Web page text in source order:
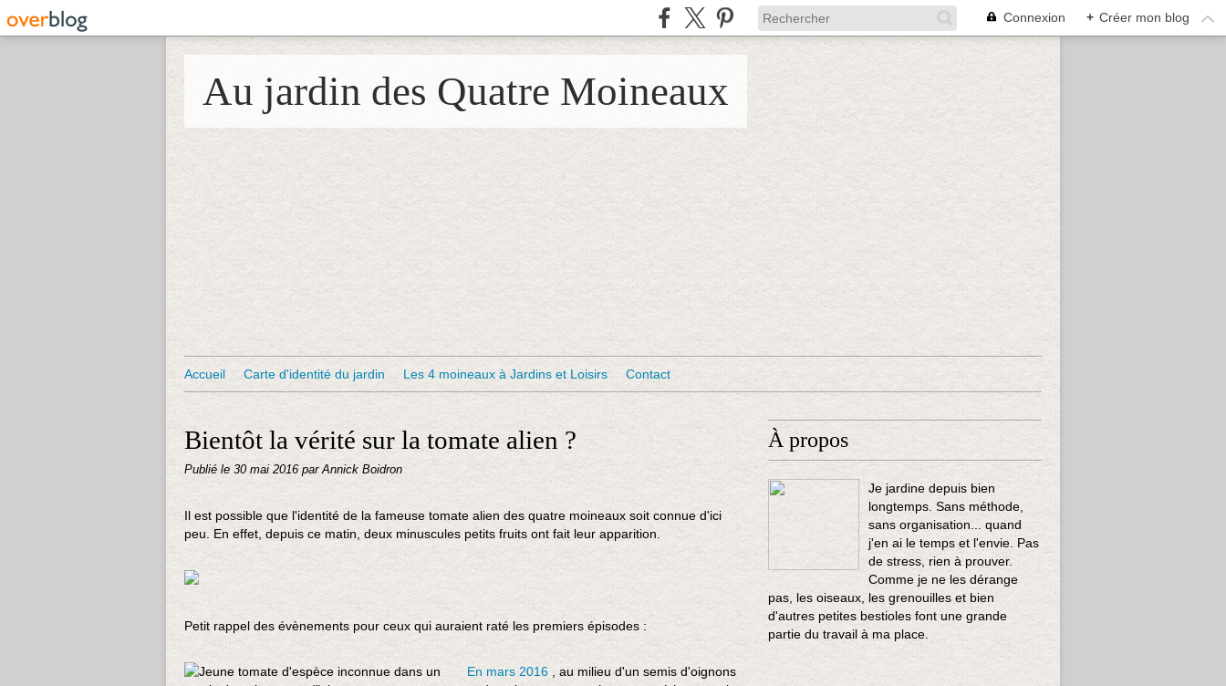
Connexion + Créer mon blog
Au jardin des Quatre Moineaux
Accueil Carte d'identité du jardin Les 4 moineaux à Jardins et Loisirs Contact
Bientôt la vérité sur la tomate alien ?
Publié le 30 mai 2016 par Annick Boidron
Il est possible que l'identité de la fameuse tomate alien des quatre moineaux soit connue d'ici
peu. En effet, depuis ce matin, deux minuscules petits fruits ont fait leur apparition.
Petit rappel des évènements pour ceux qui auraient raté les premiers épisodes :
En mars 2016 , au milieu d'un semis d'oignons
À propos
Je jardine depuis bien
longtemps. Sans méthode,
sans organisation... quand
j'en ai le temps et l'envie. Pas
de stress, rien à prouver.
Comme je ne les dérange
pas, les oiseaux, les grenouilles et bien
d'autres petites bestioles font une grande
partie du travail à ma place.